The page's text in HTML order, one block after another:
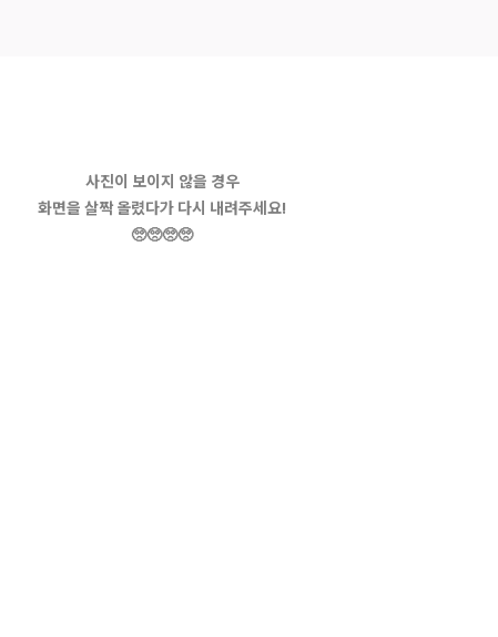
사진이 보이지 않을 경우
화면을 살짝 올렸다가 다시 내려주세요!
🥺🥺🥺🥺